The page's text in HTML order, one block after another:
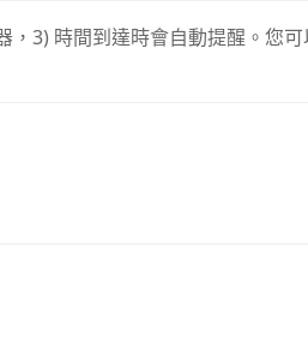
3) 時間到達時會自動提醒。您